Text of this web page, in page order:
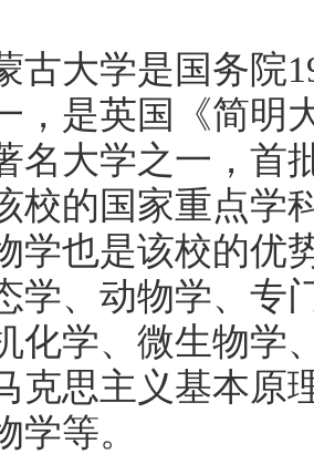
大学是国务院
，是英国《简明
名大学之一，首
校的国家重点学
学也是该校的优
学、动物学、专
化学、微生物学
克思主义基本原
学等。